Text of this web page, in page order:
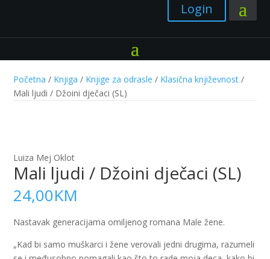
Login
Početna / Knjiga / Knjige za odrasle / Klasična književnost /
Mali ljudi / Džoini dječaci (SL)
Luiza Mej Oklot
Mali ljudi / Džoini dječaci (SL)
24,00KM
Nastavak generacijama omiljenog romana Male žene.
„Kad bi samo muškarci i žene verovali jedni drugima, razumeli